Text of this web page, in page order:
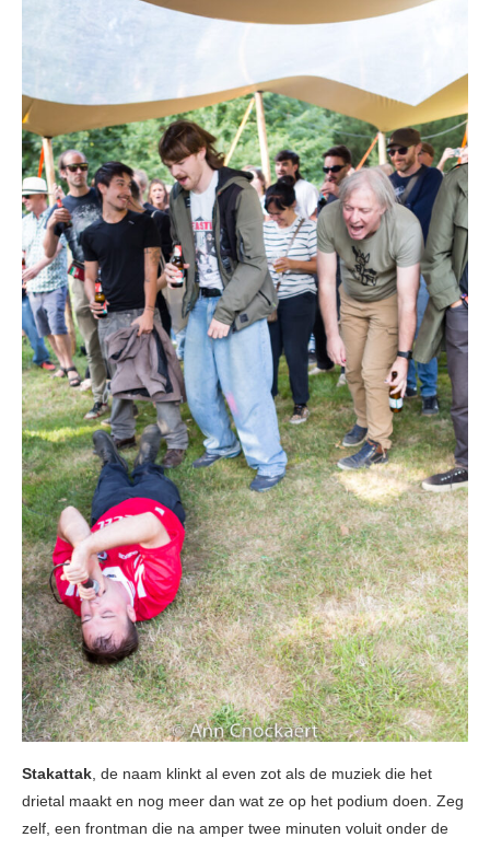
Stakattak , de naam klinkt al even zot als de muziek die het
drietal maakt en nog meer dan wat ze op het podium doen. Zeg
zelf, een frontman die na amper twee minuten voluit onder de